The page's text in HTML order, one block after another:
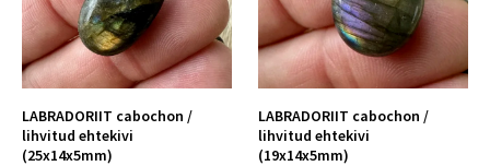
LABRADORIIT cabochon /
lihvitud ehtekivi
(25x14x5mm)
LABRADORIIT cabochon /
lihvitud ehtekivi
(19x14x5mm)